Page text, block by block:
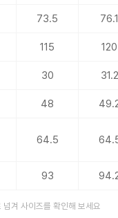
73.5
115 120
30 31.2
48
64.5
93
넘겨 사이즈를 확인해 보세요